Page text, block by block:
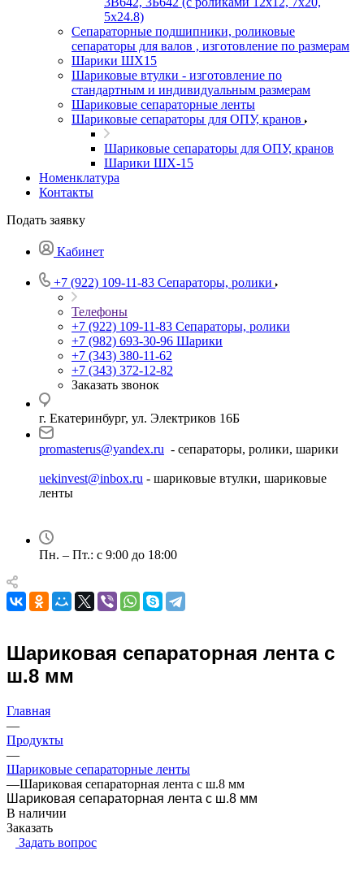
5х24.8)
Сепараторные подшипники, роликовые
сепараторы для валов , изготовление по размерам
Шарики ШХ15
Шариковые втулки - изготовление по
стандартным и индивидуальным размерам
Шариковые сепараторные ленты
Шариковые сепараторы для ОПУ, кранов
Шариковые сепараторы для ОПУ, кранов
Шарики ШХ-15
Номенклатура
Контакты
Подать заявку
Кабинет
+7 (922) 109-11-83 Сепараторы, ролики
Телефоны
+7 (922) 109-11-83 Сепараторы, ролики
+7 (982) 693-30-96 Шарики
+7 (343) 380-11-62
+7 (343) 372-12-82
Заказать звонок
г. Екатеринбург, ул. Электриков 16Б
promasterus@yandex.ru - сепараторы, ролики, шарики
uekinvest@inbox.ru - шариковые втулки, шариковые
ленты
Пн. – Пт.: с 9:00 до 18:00
Шариковая сепараторная лента с
ш.8 мм
Главная
—
Продукты
—
Шариковые сепараторные ленты
—Шариковая сепараторная лента с ш.8 мм
Шариковая сепараторная лента с ш.8 мм
В наличии
Заказать
Задать вопрос